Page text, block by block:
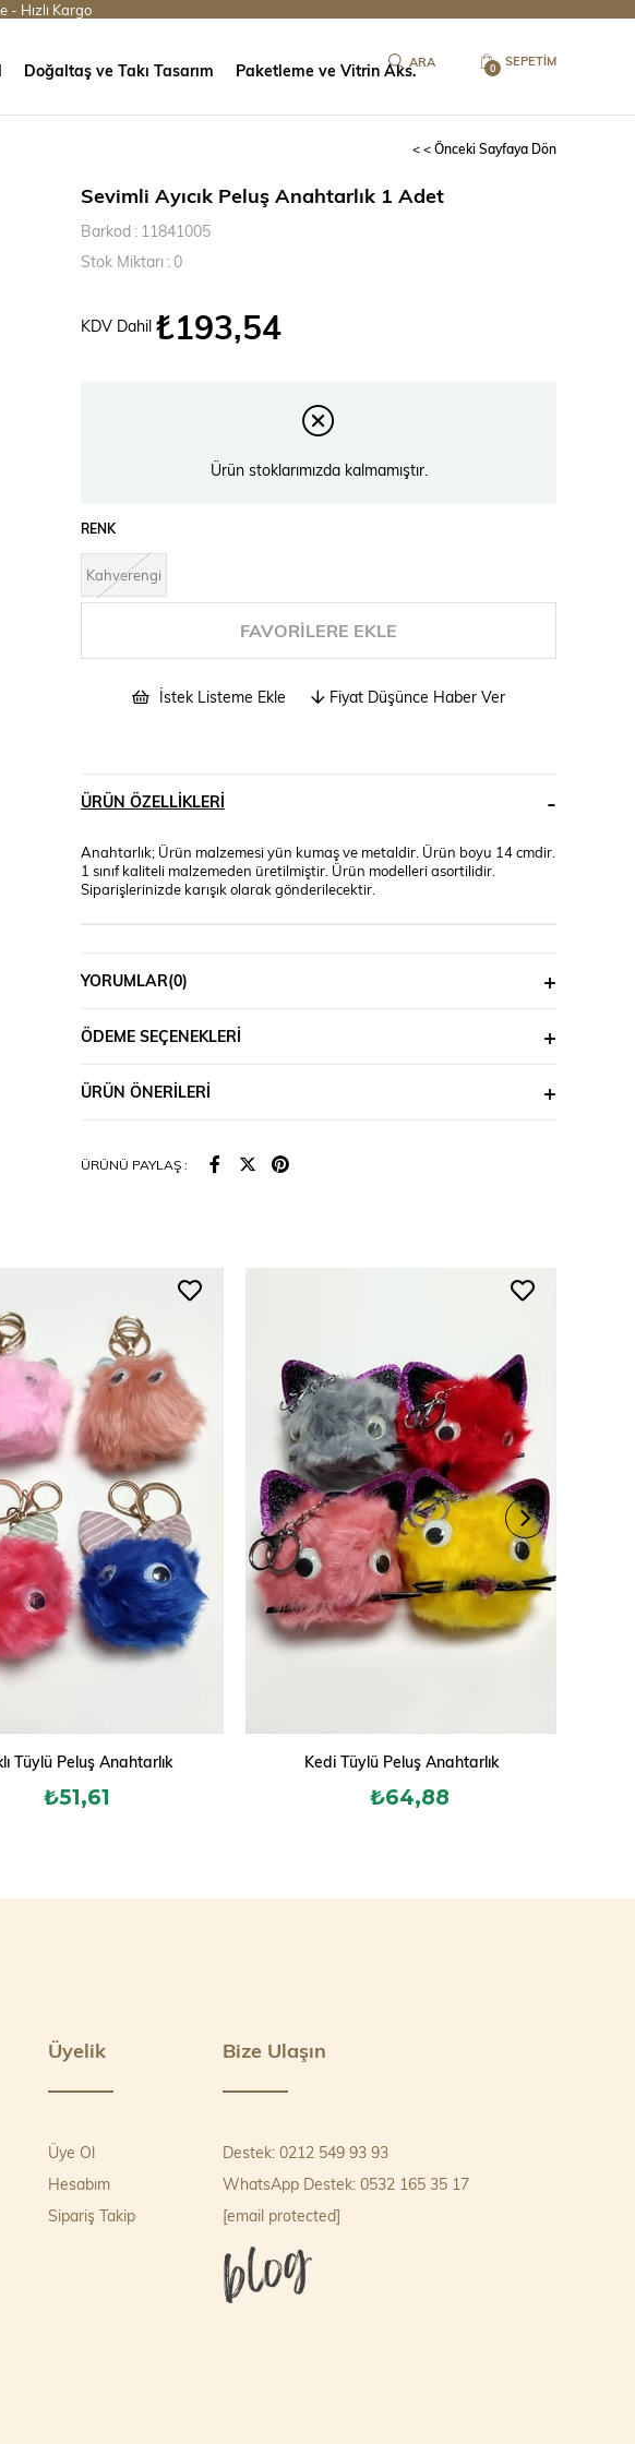
- Hızlı Kargo
SEPETIM
0
Doğaltaş ve Takı Tasarım Paketleme ve Vitrin Aks.
< < Önceki Sayfaya Dön
Sevimli Ayıcık Peluş Anahtarlık 1 Adet
Barkod : 11841005
Stok Miktarı :0
KDV Dahil ₺193,54
Ürün stoklarımızda kalmamıştır.
RENK
Kahverengi
FAVORILERE EKLE
İstek Listeme Ekle Fiyat Düşünce Haber Ver
ÜRÜN ÖZELLIKLERI
Anahtarlık; Ürün malzemesi yün kumaş ve metaldir. Ürün boyu 14 cmdir.
1 sınıf kaliteli malzemeden üretilmiştir. Ürün modelleri asortilidir.
Siparişlerinizde karışık olarak gönderilecektir.
YORUMLAR(0)
ÖDEME SEÇENEKLERI
ÜRÜN ÖNERILERI
ÜRÜNÜ PAYLAŞ :
Tüylü Peluş Anahtarlık
₺51,61
Kedi Tüylü Peluş Anahtarlık
₺64,88
Üyelik
Üye Ol
Hesabım
Sipariş Takip
Bize Ulaşın
Destek: 0212 549 93 93
WhatsApp Destek: 0532 165 35 17
[email protected]